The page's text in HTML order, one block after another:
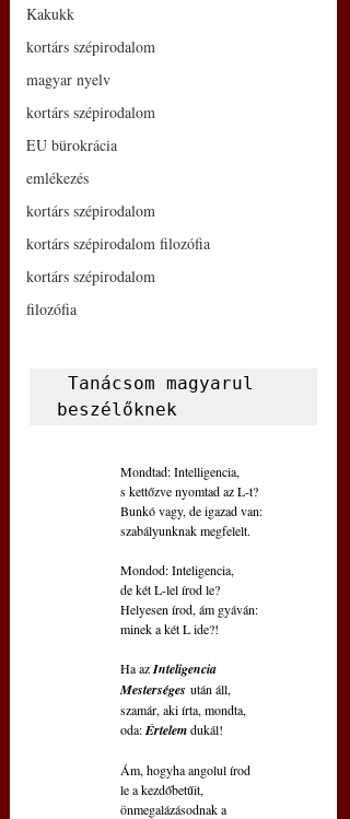
Kakukk
kortárs szépirodalom
magyar nyelv
kortárs szépirodalom
EU bürokrácia
emlékezés
kortárs szépirodalom
kortárs szépirodalom filozófia
kortárs szépirodalom
filozófia
beszélőknek
Mondtad: Intelligencia,
s kettőzve nyomtad az L-t?
Bunkó vagy, de igazad van:
szabályunknak megfelelt.
Mondod: Inteligencia,
de két L-lel írod le?
Helyesen írod, ám gyáván:
minek a két L ide?!
Ha az Inteligencia
Mesterséges után áll,
szamár, aki írta, mondta,
oda: Értelem dukál!
Ám, hogyha angolul írod
le a kezdőbetűit,
önmegalázásodnak a